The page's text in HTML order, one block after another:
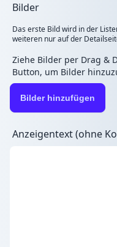
Bilder
Das erste Bild wird in der
weiteren nur auf der
Ziehe Bilder per Drag &
Button, um Bilder
Bilder hinzufügen
Anzeigentext (ohne